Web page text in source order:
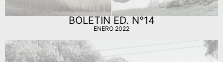
BOLETIN ED. N°14
ENERO 2022